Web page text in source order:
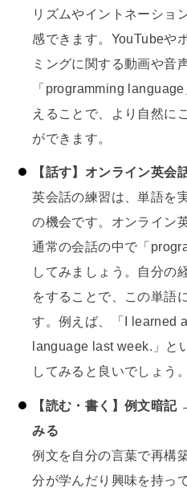
リズムやイントネーショ
感できます。YouTubeや
ミングに関する動画や音
「programming
えることで、より自然に
ができます。
【話す】オンライン英会
英会話の練習は、単語を
の機会です。オンライン
通常の会話の中で「
してみましょう。自分の
をすることで、この単語
す。例えば、「I learned
language last week.」と
してみると良いでしょう。
【読む・書く】例文暗
みる
例文を自分の言葉で再構
分が学んだり興味を持っ